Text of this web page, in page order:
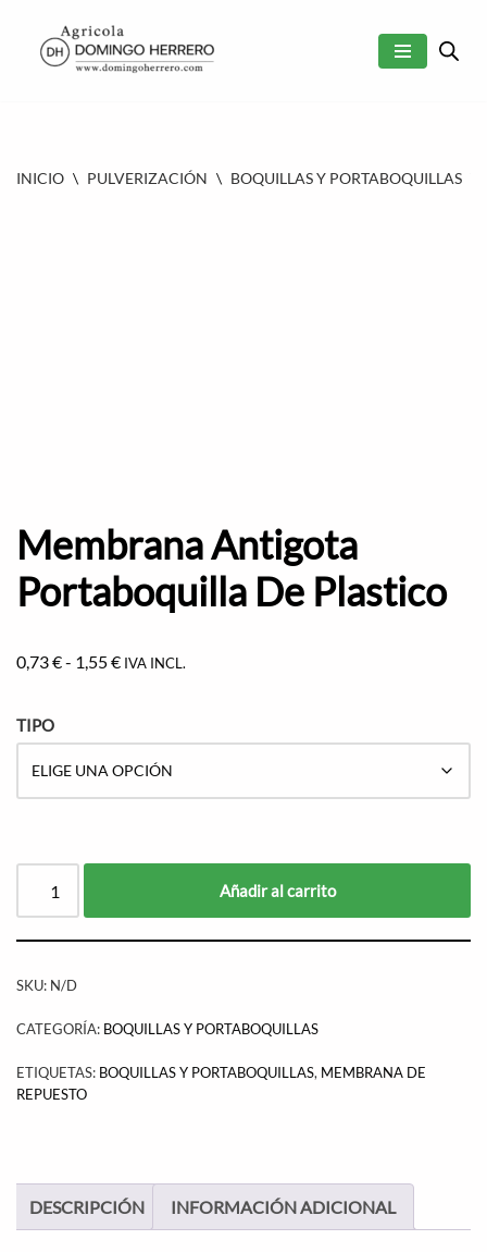
SALTAR
INICIO \ PULVERIZACIÓN \ BOQUILLAS Y PORTABOQUILLAS
Membrana Antigota
Portaboquilla De Plastico
0,73€- 1,55€ IVA INCL.
TIPO
Añadir al carrito
SKU: N/D
CATEGORÍA: BOQUILLAS Y PORTABOQUILLAS
ETIQUETAS: BOQUILLAS Y PORTABOQUILLAS, MEMBRANA DE
REPUESTO
DESCRIPCIÓN INFORMACIÓN ADICIONAL